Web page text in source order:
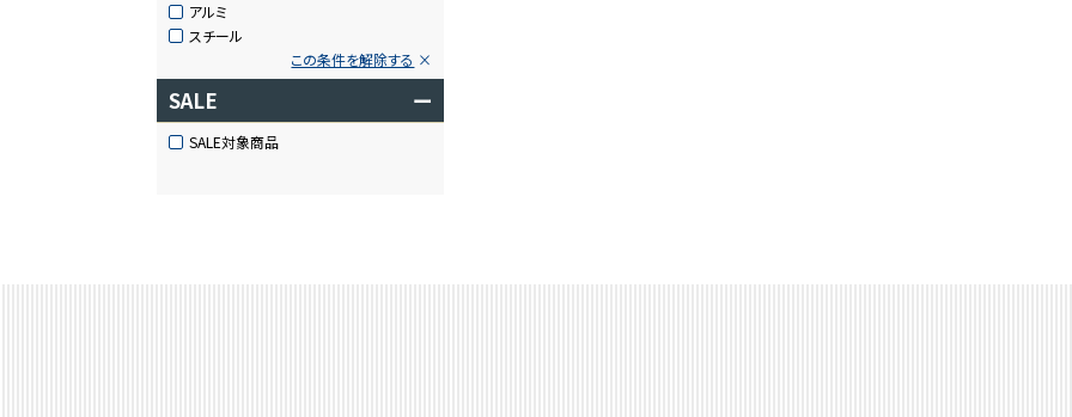
アルミ
スチール
この条件を解除する
SALE ー
SALE対象商品